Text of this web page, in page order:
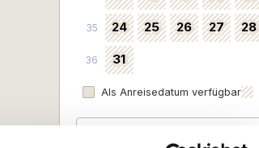
35 24 25 26 27 28
36 31
Als Anreisedatum verfügbar